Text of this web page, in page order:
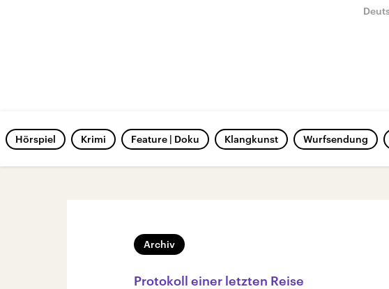
Hörspiel Krimi Feature | Doku Klangkunst Wurfsendung
Archiv
Protokoll einer letzten Reise